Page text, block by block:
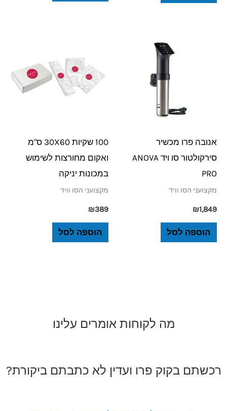
אנובה פרו מכשיר
סירקולטור סו ויד ANOVA
PRO
מקצועני הסו וויד
₪1,849
הוספה לסל
100 שקיות 30X60 ס"מ
ואקום מחורצות לשימוש
במכונות יניקה
מקצועני הסו וויד
₪389
הוספה לסל
מה לקוחות אומרים עלינו
רכשתם בקוק פרו ועדין לא כתבתם ביקורת?